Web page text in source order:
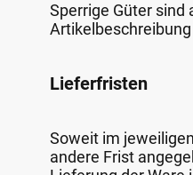
Sperrige Güter sind
Lieferfristen
Soweit im
andere Frist